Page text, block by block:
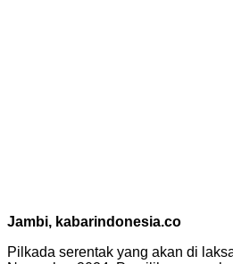
Jambi, kabarindonesia.co
Pilkada serentak yang akan di